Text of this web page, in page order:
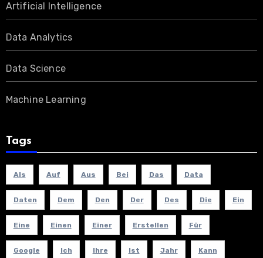
Artificial Intelligence
Data Analytics
Data Science
Machine Learning
Tags
Als Auf Aus Bei Das Data
Daten Dem Den Der Des Die Ein
Eine Einen Einer Erstellen Für
Google Ich Ihre Ist Jahr Kann